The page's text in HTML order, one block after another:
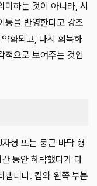
하는 것이 아니라, 시
동을 반영한다고 강조
화되고, 다시 회복하
적으로 보여주는 것입
형 또는 둥근 바닥 형
동안 하락했다가 다
냅니다. 컵의 왼쪽 부분